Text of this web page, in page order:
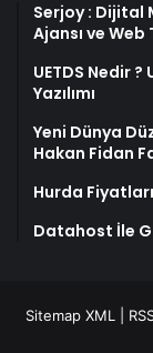
Serjoy : Dijital
Ajansı ve Web
UETDS Nedir
Yazılımı
Yeni Dünya
Hakan Fidan
Hurda
Datahost İle
Sitemap XML